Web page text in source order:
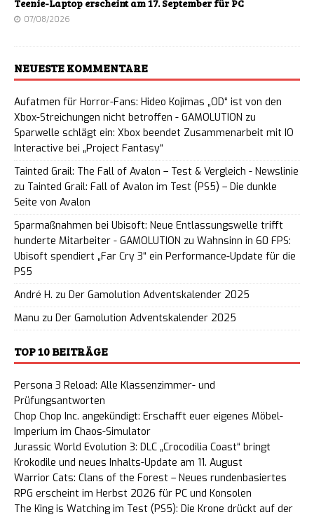
Teenie-Laptop erscheint am 17. September für PC
07/08/2026
NEUESTE KOMMENTARE
Aufatmen für Horror-Fans: Hideo Kojimas „OD“ ist von den
Xbox-Streichungen nicht betroffen - GAMOLUTION zu
Sparwelle schlägt ein: Xbox beendet Zusammenarbeit mit IO
Interactive bei „Project Fantasy“
Tainted Grail: The Fall of Avalon – Test & Vergleich - Newslinie
zu Tainted Grail: Fall of Avalon im Test (PS5) – Die dunkle
Seite von Avalon
Sparmaßnahmen bei Ubisoft: Neue Entlassungswelle trifft
hunderte Mitarbeiter - GAMOLUTION zu Wahnsinn in 60 FPS:
Ubisoft spendiert „Far Cry 3“ ein Performance-Update für die
PS5
André H. zu Der Gamolution Adventskalender 2025
Manu zu Der Gamolution Adventskalender 2025
TOP 10 BEITRÄGE
Persona 3 Reload: Alle Klassenzimmer- und
Prüfungsantworten
Chop Chop Inc. angekündigt: Erschafft euer eigenes Möbel-
Imperium im Chaos-Simulator
Jurassic World Evolution 3: DLC „Crocodilia Coast“ bringt
Krokodile und neues Inhalts-Update am 11. August
Warrior Cats: Clans of the Forest – Neues rundenbasiertes
RPG erscheint im Herbst 2026 für PC und Konsolen
The King is Watching im Test (PS5): Die Krone drückt auf der